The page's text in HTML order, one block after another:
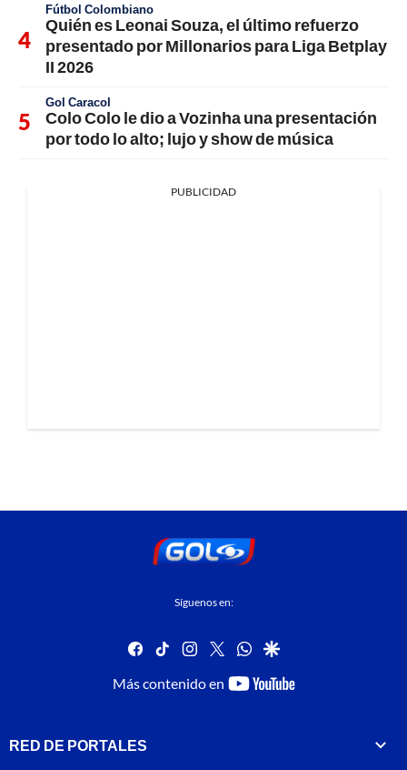
Fútbol Colombiano
Quién es Leonai Souza, el último refuerzo
presentado por Millonarios para Liga Betplay
II 2026
Gol Caracol
Colo Colo le dio a Vozinha una presentación
por todo lo alto; lujo y show de música
PUBLICIDAD
Síguenos en:
facebook
tiktok instagram
twitterwhatsapp
google
Más contenido en
youtube-
RED DE PORTALES